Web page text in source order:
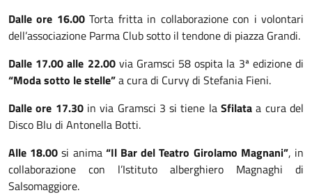
Dalle ore 16.00Torta fritta in collaborazione con i volontari
dell’associazione Parma Club sotto il tendone di piazza Grandi.
Dalle 17.00 alle 22.00via Gramsci 58 ospita la 3ª edizione di
“Moda sotto le stelle”a cura di Curvy di Stefania Fieni.
Dalle ore 17.30in via Gramsci 3 si tiene laSfilata a cura del
Disco Blu di Antonella Botti.
Alle 18.00 si anima “Il Bar del Teatro Girolamo Magnani”, in
collaborazione con l’Istituto alberghiero Magnaghi di
Salsomaggiore.